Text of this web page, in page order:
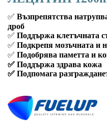
✅ Възпрепятства
дроб
✅ Поддържа клетъчната
✅ Подкрепя мозъчната и
✅ Подобрява паметта и
✅ Поддържа здрава кожа
✅ Подпомага